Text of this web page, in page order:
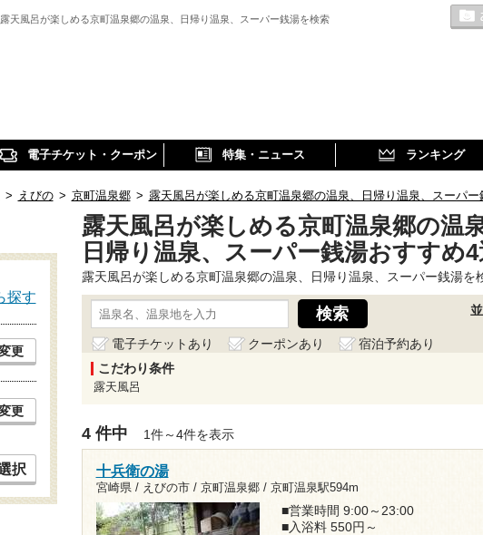
露天風呂が楽しめる京町温泉郷の温泉、日帰り温泉、スーパー銭湯を検索
電子チケット・クーポン 特集・ニュース ランキング
> えびの > 京町温泉郷 > 露天風呂が楽しめる京町温泉郷の温泉、日帰り温泉、スーパー
露天風呂が楽しめる京町温泉郷の温泉
日帰り温泉、スーパー銭湯おすすめ4
露天風呂が楽しめる京町温泉郷の温泉、日帰り温泉、スーパー銭湯を
電子チケットあり クーポンあり
宿泊予約あり
こだわり条件
露天風呂
4 件中 1件～4件を表示
十兵衛の湯
宮崎県 / えびの市 / 京町温泉郷 / 京町温泉駅594m
■営業時間 9:00～23:00
■入浴料 550円～
探す
更
更
択